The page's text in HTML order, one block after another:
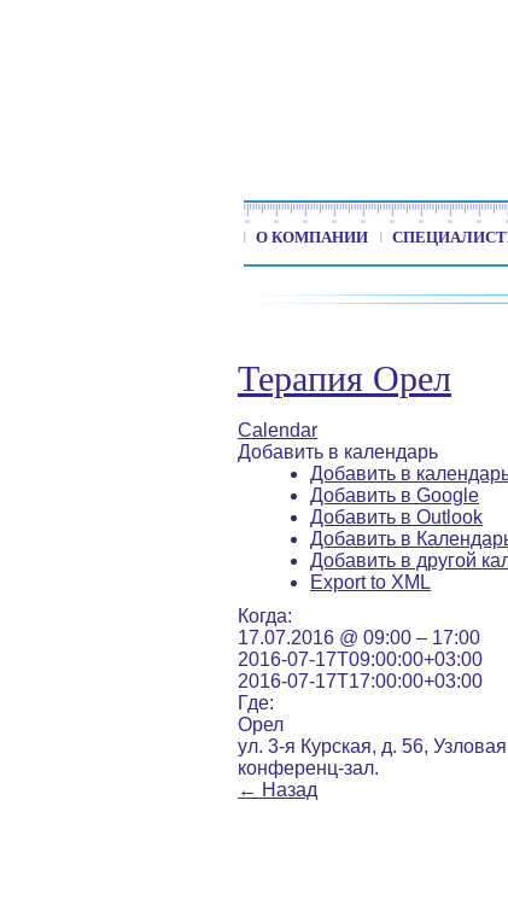
О КОМПАНИИ
Терапия Орел
Calendar
Добавить в календарь
Добавить в
Добавить в Google
Добавить в Outlook
Добавить в
Добавить в другой
Export to XML
Когда:
17.07.2016 @ 09:00 – 17:00
2016-07-17T09:00:00+03:00
2016-07-17T17:00:00+03:00
Где:
Орел
ул. 3-я Курская, д. 56,
конференц-зал.
← Назад